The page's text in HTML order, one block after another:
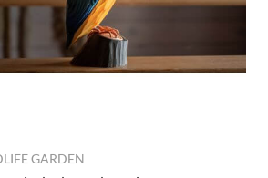
GARDEN
zapewniają anonimowe działanie podstawowych
statystyk związanych z aktywnością użytkowników
które mogą być przez Google wykorzystywane przy
kampanii reklamowych prowadzonych z